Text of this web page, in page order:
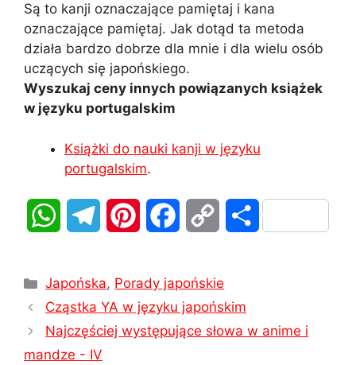
Są to kanji oznaczające pamiętaj i kana
oznaczające pamiętaj. Jak dotąd ta metoda
działa bardzo dobrze dla mnie i dla wielu osób
uczących się japońskiego.
Wyszukaj ceny innych powiązanych książek
w języku portugalskim
Książki do nauki kanji w języku
portugalskim.
W
a
t
s
l
e
g
n
t
c
e
p
y
S
Kategorie
Japońska, Porady japońskie
Cząstka YA w języku japońskim
Najczęściej występujące słowa w anime i
mandze - IV